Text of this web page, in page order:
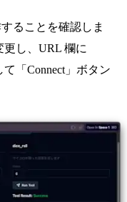
ることを確認しま
更し、URL 欄に
て「Connect」ボタン